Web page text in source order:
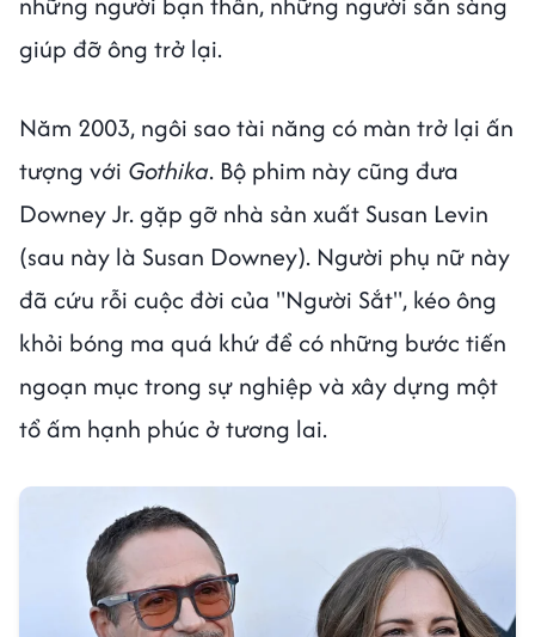
giúp đỡ ông trở lại.
Năm 2003, ngôi sao tài năng có màn trở lại ấn
tượng với Gothika. Bộ phim này cũng đưa
Downey Jr. gặp gỡ nhà sản xuất Susan Levin
(sau này là Susan Downey). Người phụ nữ này
đã cứu rỗi cuộc đời của "Người Sắt", kéo ông
khỏi bóng ma quá khứ để có những bước tiến
ngoạn mục trong sự nghiệp và xây dựng một
tổ ấm hạnh phúc ở tương lai.